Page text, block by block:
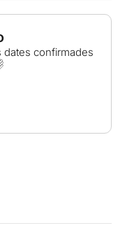
dates confirmades